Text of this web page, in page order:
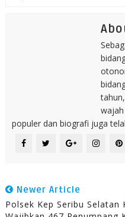
populer dan biografi juga
Newer Article
Polsek Kep Seribu